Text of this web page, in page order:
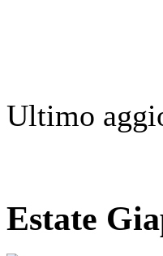
Ultimo
Estate